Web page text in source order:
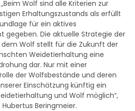
Wolf sind alle Kriterien zur
Erhaltungszustands als erfüllt
für ein aktives
gegeben. Die aktuelle Strategie der
Wolf stellt für die Zukunft der
Weidetierhaltung eine
dar. Nur mit einer
der Wolfsbestände und deren
Einschätzung künftig ein
und Wolf möglich“,
Beringmeier.